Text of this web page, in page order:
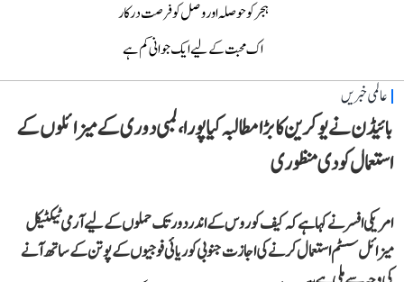
ہجر کو حوصلہ اور وصل کو فرصت درکار
اک محبت کے لیے ایک جوانی کم ہے
عالمی خبریں
بائیڈن نے یوکرین کا بڑا مطالبہ کیا پورا، لمبی دوری کے میزائلوں کے
استعمال کو دی منظوری
امریکی افسر نے کہا ہے کہ کیف کو روس کے اندر دور تک حملوں کے لیے آرمی ٹیکٹیکل
میزائل سسٹم استعمال کرنے کی اجازت جنوبی کوریائی فوجیوں کے پوتن کے ساتھ آنے